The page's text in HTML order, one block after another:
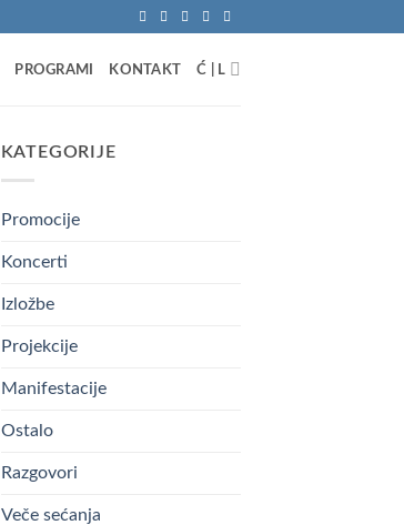
PROGRAMI KONTAKT Ć | L
KATEGORIJE
Promocije
Koncerti
Izložbe
Projekcije
Manifestacije
Ostalo
Razgovori
Veče sećanja